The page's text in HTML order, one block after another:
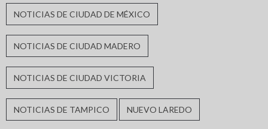
NOTICIAS DE CIUDAD DE MÉXICO
NOTICIAS DE CIUDAD MADERO
NOTICIAS DE CIUDAD VICTORIA
NOTICIAS DE TAMPICO NUEVO LAREDO